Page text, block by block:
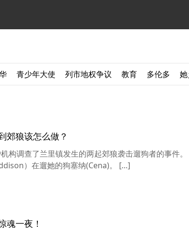
青少年大使 列市地权争议 教育 多伦多
郊狼该怎么做？
构调查了兰里镇发生的两起郊狼袭击遛狗者的事件
）在遛她的狗塞纳(Cena)。 […]
魂一夜！